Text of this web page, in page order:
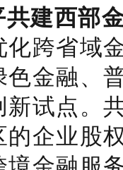
建西部金
化跨省域
色金融、
新试点。
的企业股